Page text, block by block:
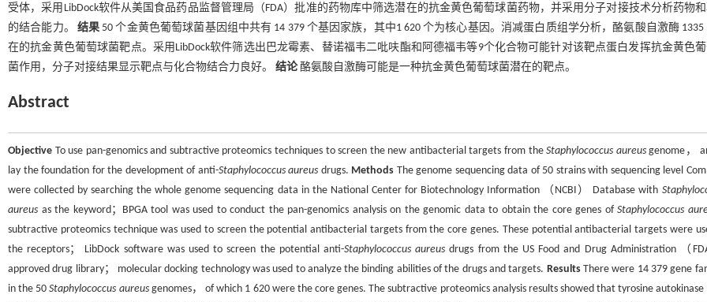
受体，采用LibDock软件从美国食品药品监督管理局（FDA）批准的药物库中筛选潜在的抗金黄色葡萄球菌药物，并采用分子对接技术分析药物
的结合能力。 结果 50 个金黄色葡萄球菌基因组中共有 14 379 个基因家族，其中1 620 个为核心基因。消减蛋白质组学分析，酪氨酸自激酶 1335
在的抗金黄色葡萄球菌靶点。采用LibDock软件筛选出巴龙霉素、替诺福韦二吡呋酯和阿德福韦等9个化合物可能针对该靶点蛋白发挥抗金黄色
菌作用，分子对接结果显示靶点与化合物结合力良好。 结论酪氨酸自激酶可能是一种抗金黄色葡萄球菌潜在的靶点。
Abstract
Objective To use pan-genomics and subtractive proteomics techniques to screen the new antibacterial targets from theStaphylococcus aureusgenome，
lay the foundation for the development of anti-Staphylococcus aureus drugs. Methods The genome sequencing data of 50 strains with sequencing level
were collected by searching the whole genome sequencing data in the National Center for Biotechnology Information （NCBI） Database with
aureus as the keyword；BPGA tool was used to conduct the pan-genomics analysis on the genomic data to obtain the core genes ofStaphylococcus
subtractive proteomics technique was used to screen the potential antibacterial targets from the core genes. These potential antibacterial targets were
the receptors； LibDock software was used to screen the potential anti-Staphylococcus aureus drugs from the US Food and Drug Administration （
approved drug library； molecular docking technology was used to analyze the binding abilities of the drugs and targets. ResultsThere were 14 379 gene
in the 50Staphylococcus aureusgenomes， of which 1 620 were the core genes. The subtractive proteomics analysis results showed that tyrosine autokinase